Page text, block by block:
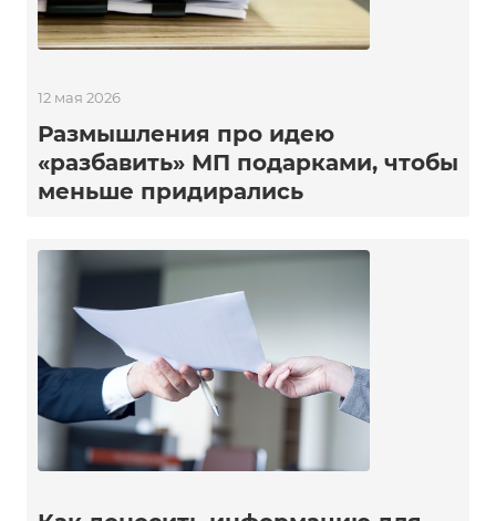
12 мая 2026
Размышления про идею
«разбавить» МП подарками, чтобы
меньше придирались